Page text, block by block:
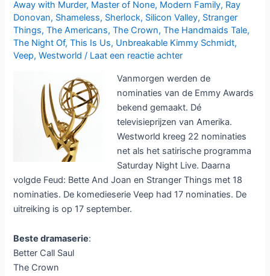
Away with Murder, Master of None, Modern Family, Ray
Donovan, Shameless, Sherlock, Silicon Valley, Stranger
Things,The Americans,The Crown,The Handmaids Tale,
The Night Of,This Is Us, Unbreakable Kimmy Schmidt,
Veep,Westworld / Laat een reactie achter
Vanmorgen werden de
nominaties van de Emmy Awards
bekend gemaakt. Dé
televisieprijzen van Amerika.
Westworld kreeg 22 nominaties
net als het satirische programma
Saturday Night Live. Daarna
volgde Feud: Bette And Joan en Stranger Things met 18
nominaties. De komedieserie Veep had 17 nominaties. De
uitreiking is op 17 september.
Beste dramaserie:
Better Call Saul
The Crown